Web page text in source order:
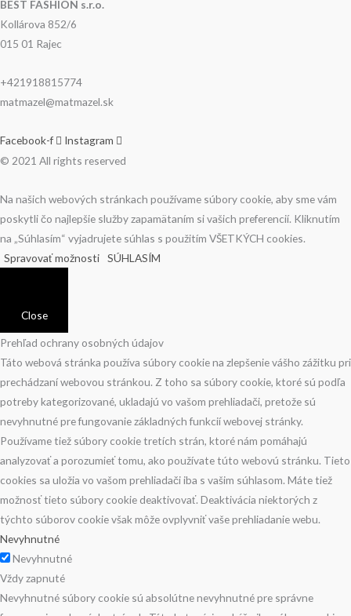
BEST FASHION s.r.o.
Kollárova 852/6
015 01 Rajec
+421918815774
matmazel@matmazel.sk
Facebook-f
Instagram
© 2021 All rights reserved
Na našich webových stránkach používame súbory cookie, aby sme vám
poskytli čo najlepšie služby zapamätaním si vašich preferencií. Kliknutím
na „Súhlasím“ vyjadrujete súhlas s použitím VŠETKÝCH cookies.
Spravovať možnosti SÚHLASÍM
Close
Prehľad ochrany osobných údajov
Táto webová stránka používa súbory cookie na zlepšenie vášho zážitku pri
prechádzaní webovou stránkou. Z toho sa súbory cookie, ktoré sú podľa
potreby kategorizované, ukladajú vo vašom prehliadači, pretože sú
nevyhnutné pre fungovanie základných funkcií webovej stránky.
Používame tiež súbory cookie tretích strán, ktoré nám pomáhajú
analyzovať a porozumieť tomu, ako používate túto webovú stránku. Tieto
cookies sa uložia vo vašom prehliadači iba s vašim súhlasom. Máte tiež
možnosť tieto súbory cookie deaktivovať. Deaktivácia niektorých z
týchto súborov cookie však môže ovplyvniť vaše prehliadanie webu.
Nevyhnutné
Nevyhnutné
Vždy zapnuté
Nevyhnutné súbory cookie sú absolútne nevyhnutné pre správne